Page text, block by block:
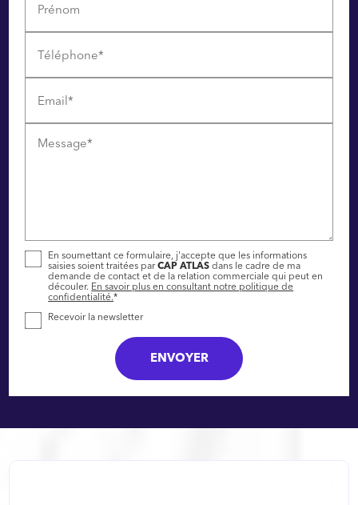
Prénom
Téléphone*
Email*
Message*
En soumettant ce formulaire, j'accepte que les informations
saisies soient traitées parCAP ATLASdans le cadre de ma
demande de contact et de la relation commerciale qui peut en
découler.En savoir plus en consultant notre politique de
confidentialité.*
Recevoir la newsletter